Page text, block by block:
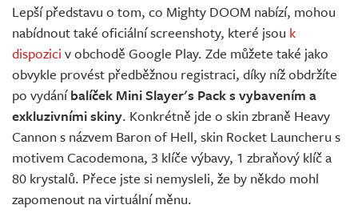
Lepší představu o tom, co Mighty DOOM nabízí, mohou
nabídnout také oficiální screenshoty, které jsou k
dispozici v obchodě Google Play. Zde můžete také jako
obvykle provést předběžnou registraci, díky níž obdržíte
po vydáníbalíček Mini Slayer's Pack s vybavením a
exkluzivními skiny. Konkrétně jde o skin zbraně Heavy
Cannon s názvem Baron of Hell, skin Rocket Launcheru s
motivem Cacodemona, 3 klíče výbavy, 1 zbraňový klíč a
80 krystalů. Přece jste si nemysleli, že by někdo mohl
zapomenout na virtuální měnu.